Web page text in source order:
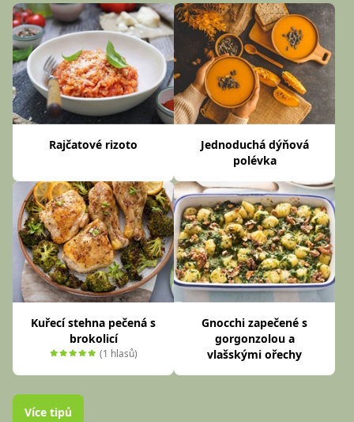
Rajčatové rizoto
Jednoduchá dýňová
polévka
Kuřecí stehna pečená s
brokolicí
(1 hlasů)
Gnocchi zapečené s
gorgonzolou a
vlašskými ořechy
Více tipů